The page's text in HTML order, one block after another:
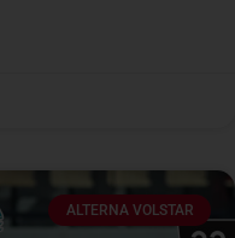
ALTERNA VOLSTAR